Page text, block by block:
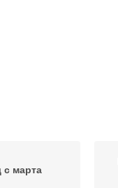
с марта